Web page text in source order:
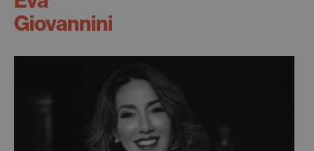
Giovannini